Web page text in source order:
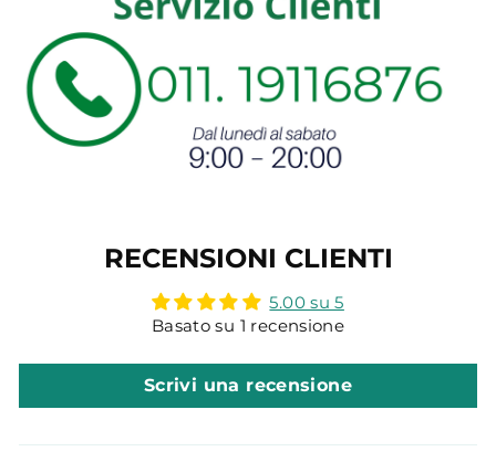
RECENSIONI CLIENTI
5.00 su 5
Basato su 1 recensione
Scrivi una recensione